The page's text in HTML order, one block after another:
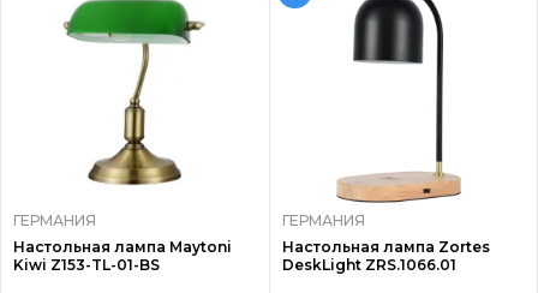
ГЕРМАНИЯ
Настольная лампа Maytoni
Kiwi Z153-TL-01-BS
ГЕРМАНИЯ
Настольная лампа Zortes
DeskLight ZRS.1066.01